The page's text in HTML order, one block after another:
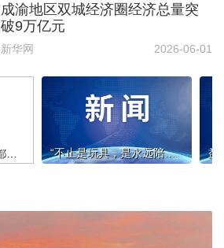
成渝地区双城经济圈经济总量突
破9万亿元
新华网 2026-06-01
焕新城市肌理 赓续古都文脉 北京信达中心运营筹备全面提速 打造首都核心区城市更新标杆 “不止是玩具，是永远陪伴”——肯德基六一首次联动迪士尼